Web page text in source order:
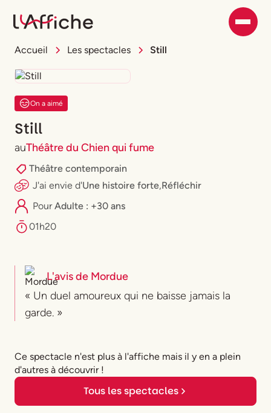
Accueil Les spectacles Still
On a aimé
Still
auThéâtre du Chien qui fume
Théâtre contemporain
J'ai envie d'Une histoire forte,Réfléchir
PourAdulte : +30 ans
01h20
L'avis de Mordue
« Un duel amoureux qui ne baisse jamais la
garde. »
Ce spectacle n'est plus à l'affiche mais il y en a plein
d'autres à découvrir !
Tous les spectacles